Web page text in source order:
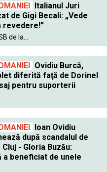
Italianul Juri
de Gigi Becali: „Vede
revedere!”
de la...
Ovidiu Burcă,
diferită faţă de Dorinel
pentru suporterii
Ioan Ovidiu
după scandalul de
- Gloria Buzău:
a beneficiat de unele